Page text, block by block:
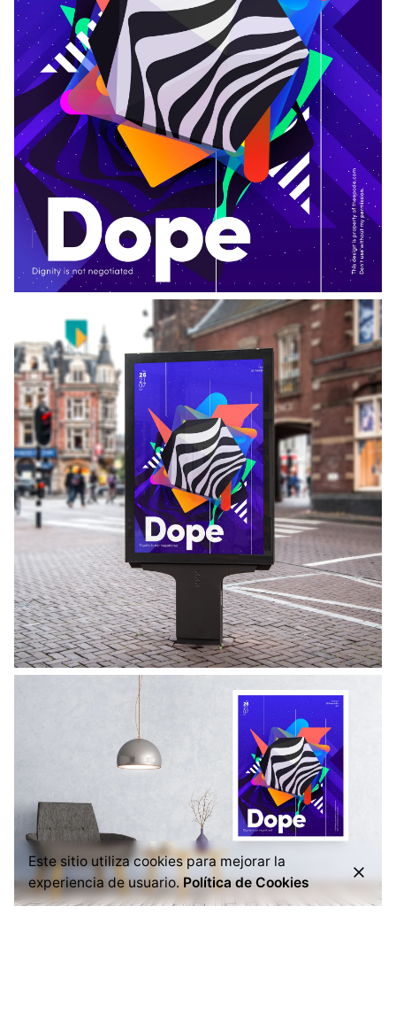
Este sitio utiliza cookies para mejorar la
experiencia de usuario.Política de Cookies